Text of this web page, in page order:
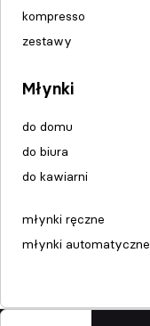
kompresso
zestawy
Młynki
do domu
do biura
do kawiarni
młynki ręczne
młynki automatyczne